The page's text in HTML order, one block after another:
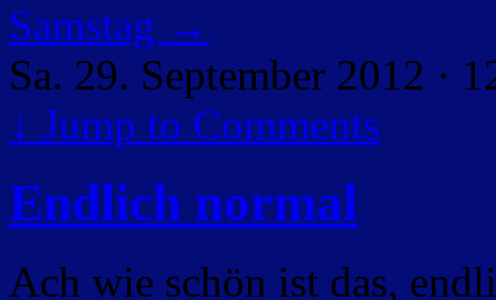
Samstag →
Sa. 29. September 2012 ·
↓ Jump to Comments
Endlich normal
Ach wie schön ist das,